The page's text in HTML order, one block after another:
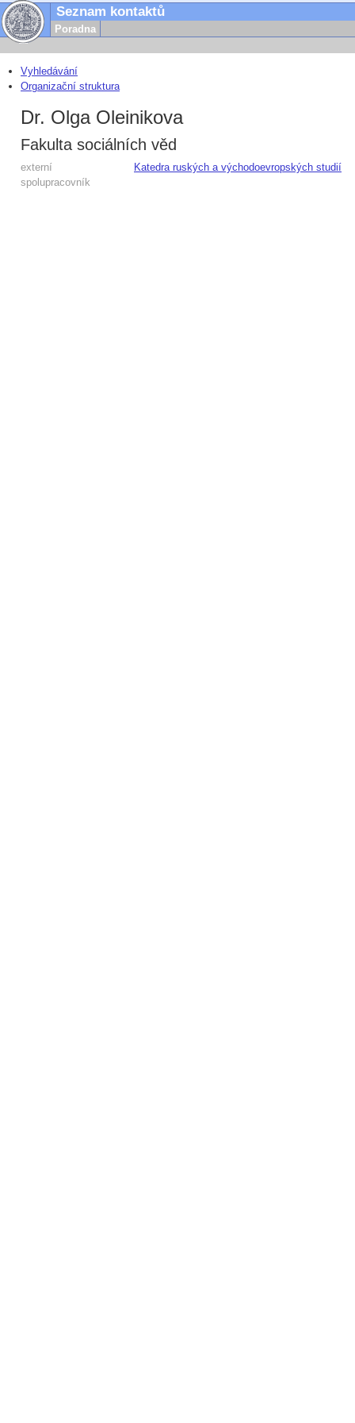
Seznam kontaktů
Poradna
Vyhledávání
Organizační struktura
Dr. Olga Oleinikova
Fakulta sociálních věd
externí
spolupracovník
Katedra ruských a východoevropských studií